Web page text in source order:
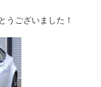
うございました！